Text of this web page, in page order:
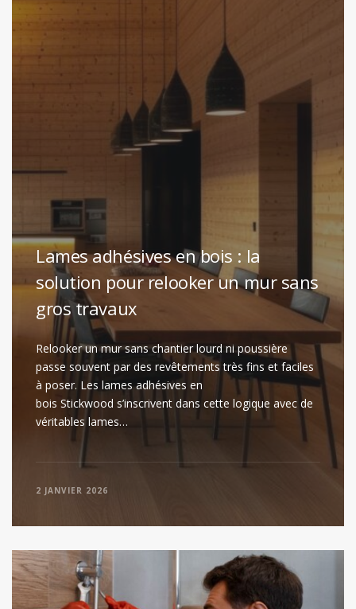
Lames adhésives en bois : la
solution pour relooker un mur sans
gros travaux
Relooker un mur sans chantier lourd ni poussière
passe souvent par des revêtements très fins et faciles
à poser. Les lames adhésives en
bois Stickwood s’inscrivent dans cette logique avec de
véritables lames…
2 JANVIER 2026